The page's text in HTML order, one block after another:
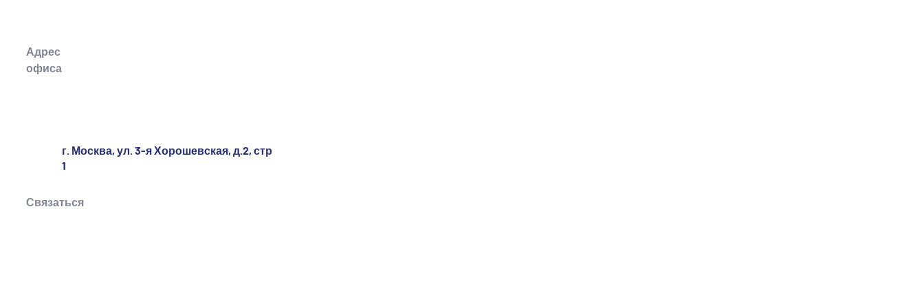
Адрес
офиса
г. Москва, ул. 3-я Хорошевская, д.2, стр
1
Связаться